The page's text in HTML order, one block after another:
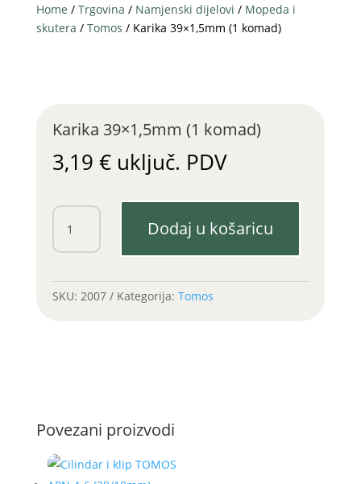
Home / Trgovina / Namjenski dijelovi / Mopeda i
skutera / Tomos / Karika 39×1,5mm (1 komad)
Karika 39×1,5mm (1 komad)
3,19 € uključ. PDV
Karika
39x1,5mm
(1
Dodaj u košaricu
SKU: 2007 Kategorija: Tomos
Povezani proizvodi